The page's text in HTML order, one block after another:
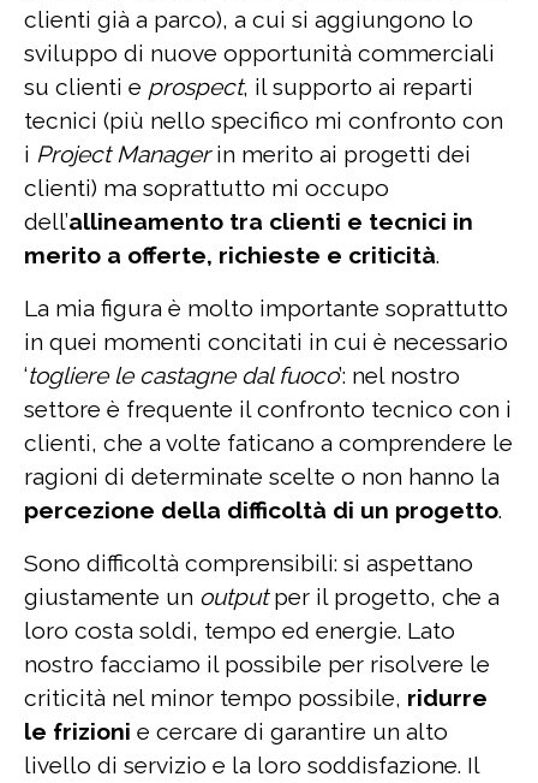
clienti già a parco), a cui si aggiungono lo
sviluppo di nuove opportunità commerciali
su clienti e prospect, il supporto ai reparti
tecnici (più nello specifico mi confronto con
i Project Managerin merito ai progetti dei
clienti) ma soprattutto mi occupo
dell’allineamento tra clienti e tecnici in
merito a offerte, richieste e criticità.
La mia figura è molto importante soprattutto
in quei momenti concitati in cui è necessario
‘togliere le castagne dal fuoco’: nel nostro
settore è frequente il confronto tecnico con i
clienti, che a volte faticano a comprendere le
ragioni di determinate scelte o non hanno la
percezione della difficoltà di un progetto.
Sono difficoltà comprensibili: si aspettano
giustamente un outputper il progetto, che a
loro costa soldi, tempo ed energie. Lato
nostro facciamo il possibile per risolvere le
criticità nel minor tempo possibile, ridurre
le frizioni e cercare di garantire un alto
livello di servizio e la loro soddisfazione. Il